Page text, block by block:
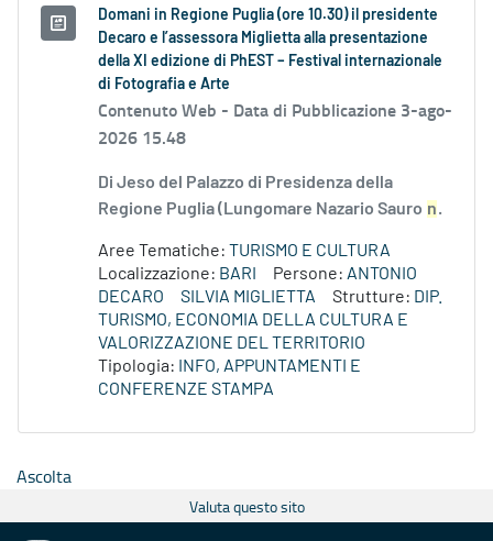
Domani in Regione Puglia (ore 10.30) il presidente
Decaro e l’assessora Miglietta alla presentazione
della XI edizione di PhEST – Festival internazionale
di Fotografia e Arte
Contenuto Web - Data di Pubblicazione 3-ago-
2026 15.48
Di Jeso del Palazzo di Presidenza della
Regione Puglia (Lungomare Nazario Sauro n.
Aree Tematiche: TURISMO E CULTURA
Localizzazione: BARI Persone: ANTONIO
DECARO
SILVIA MIGLIETTA Strutture: DIP.
TURISMO, ECONOMIA DELLA CULTURA E
VALORIZZAZIONE DEL TERRITORIO
Tipologia:
INFO, APPUNTAMENTI E
CONFERENZE STAMPA
Ascolta
Valuta questo sito